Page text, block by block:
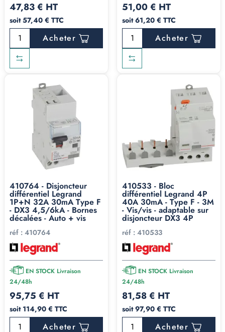
Asi /
A-HI /
A AP-
R
Alternatif + Continu pulsé +
Immunité
Continuité de
service(frigo,
Alternatif + Continu pulsé +
Hautes fréquences
Immunité
Variateurs de
fréquence +
continuité de
service
Alternatif + Continu pulsé +
Hautes fréquences
Immunité
Protection ultime
Quand faut-il vraiment
poser un type F ?
Là où la norme NF C 15-
100 le rend obligatoire
La norme impose un différentiel type F uniquement pour
les équipements comportant un variateur de vitesse
47,83 € HT
soit 57,40 € TTC
Acheter
51,00 € HT
soit 61,20 € TTC
Acheter
410764 - Disjoncteur
différentiel Legrand
1P+N 32A 30mA Type F
- DX3 4,5/6kA - Bornes
décalées - Auto + vis
réf : 410764
EN STOCK Livraison
24/48h
95,75 € HT
soit 114,90 € TTC
Acheter
410533 - Bloc
différentiel Legrand 4P
40A 30mA - Type F - 3M
- Vis/vis - adaptable sur
disjoncteur DX3 4P
réf : 410533
EN STOCK Livraison
24/48h
81,58 € HT
soit 97,90 € TTC
Acheter